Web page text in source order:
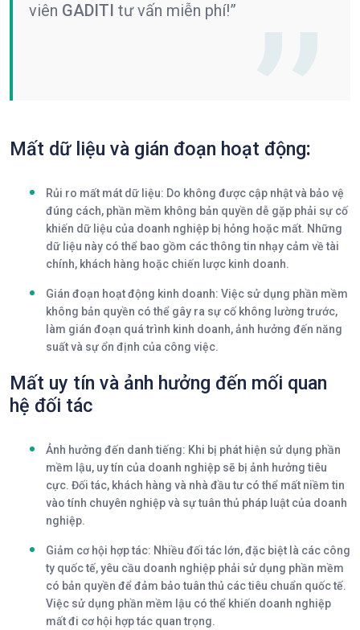
viên GADITI tư vấn miễn phí!”
Mất dữ liệu và gián đoạn hoạt động:
Rủi ro mất mát dữ liệu: Do không được cập nhật và bảo vệ
đúng cách, phần mềm không bản quyền dễ gặp phải sự cố
khiến dữ liệu của doanh nghiệp bị hỏng hoặc mất. Những
dữ liệu này có thể bao gồm các thông tin nhạy cảm về tài
chính, khách hàng hoặc chiến lược kinh doanh.
Gián đoạn hoạt động kinh doanh: Việc sử dụng phần mềm
không bản quyền có thể gây ra sự cố không lường trước,
làm gián đoạn quá trình kinh doanh, ảnh hưởng đến năng
suất và sự ổn định của công việc.
Mất uy tín và ảnh hưởng đến mối quan
hệ đối tác
Ảnh hưởng đến danh tiếng: Khi bị phát hiện sử dụng phần
mềm lậu, uy tín của doanh nghiệp sẽ bị ảnh hưởng tiêu
cực. Đối tác, khách hàng và nhà đầu tư có thể mất niềm tin
vào tính chuyên nghiệp và sự tuân thủ pháp luật của doanh
nghiệp.
Giảm cơ hội hợp tác: Nhiều đối tác lớn, đặc biệt là các công
ty quốc tế, yêu cầu doanh nghiệp phải sử dụng phần mềm
có bản quyền để đảm bảo tuân thủ các tiêu chuẩn quốc tế.
Việc sử dụng phần mềm lậu có thể khiến doanh nghiệp
mất đi cơ hội hợp tác quan trọng.